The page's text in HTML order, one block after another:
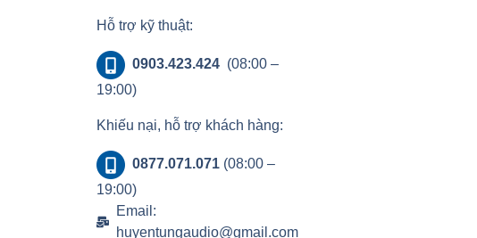
Hỗ trợ kỹ thuật:
0903.423.424 (08:00 –
19:00)
Khiếu nại, hỗ trợ khách hàng:
0877.071.071(08:00 –
19:00)
Email:
huyentungaudio@gmail.com